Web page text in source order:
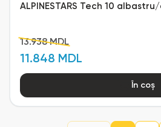
ALPINESTARS Tech 10
13.938 MDL
11.848 MDL
În coș